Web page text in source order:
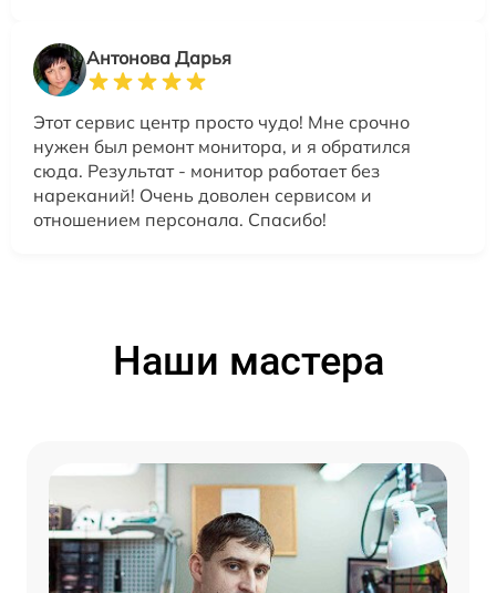
Антонова Дарья
Этот сервис центр просто чудо! Мне срочно
нужен был ремонт монитора, и я обратился
сюда. Результат - монитор работает без
нареканий! Очень доволен сервисом и
отношением персонала. Спасибо!
Наши мастера